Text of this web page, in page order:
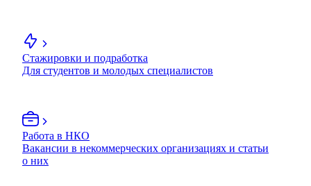
Стажировки и подработка
Для студентов и молодых специалистов
Работа в НКО
Вакансии в некоммерческих организациях и статьи
о них